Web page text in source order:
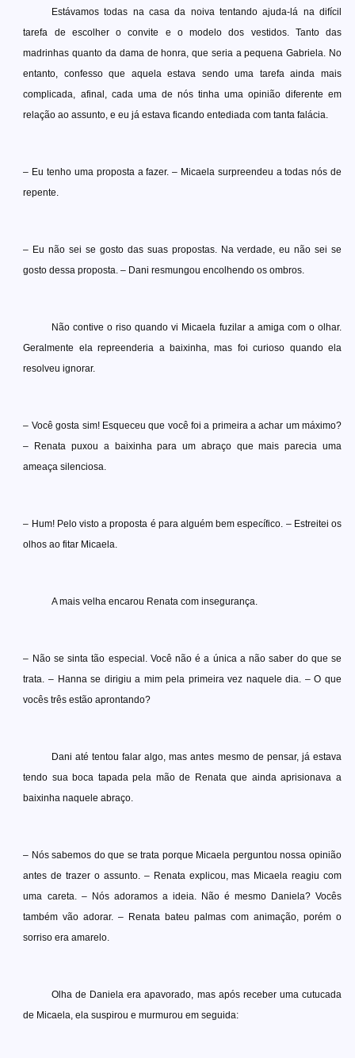
Estávamos todas na casa da noiva tentando ajuda-lá na difícil
tarefa de escolher o convite e o modelo dos vestidos. Tanto das
madrinhas quanto da dama de honra, que seria a pequena Gabriela. No
entanto, confesso que aquela estava sendo uma tarefa ainda mais
complicada, afinal, cada uma de nós tinha uma opinião diferente em
relação ao assunto, e eu já estava ficando entediada com tanta falácia.
– Eu tenho uma proposta a fazer. – Micaela surpreendeu a todas nós de
repente.
– Eu não sei se gosto das suas propostas. Na verdade, eu não sei se
gosto dessa proposta. – Dani resmungou encolhendo os ombros.
Não contive o riso quando vi Micaela fuzilar a amiga com o olhar.
Geralmente ela repreenderia a baixinha, mas foi curioso quando ela
resolveu ignorar.
– Você gosta sim! Esqueceu que você foi a primeira a achar um máximo?
– Renata puxou a baixinha para um abraço que mais parecia uma
ameaça silenciosa.
– Hum! Pelo visto a proposta é para alguém bem específico. – Estreitei os
olhos ao fitar Micaela.
A mais velha encarou Renata com insegurança.
– Não se sinta tão especial. Você não é a única a não saber do que se
trata. – Hanna se dirigiu a mim pela primeira vez naquele dia. – O que
vocês três estão aprontando?
Dani até tentou falar algo, mas antes mesmo de pensar, já estava
tendo sua boca tapada pela mão de Renata que ainda aprisionava a
baixinha naquele abraço.
– Nós sabemos do que se trata porque Micaela perguntou nossa opinião
antes de trazer o assunto. – Renata explicou, mas Micaela reagiu com
uma careta. – Nós adoramos a ideia. Não é mesmo Daniela? Vocês
também vão adorar. – Renata bateu palmas com animação, porém o
sorriso era amarelo.
Olha de Daniela era apavorado, mas após receber uma cutucada
de Micaela, ela suspirou e murmurou em seguida: